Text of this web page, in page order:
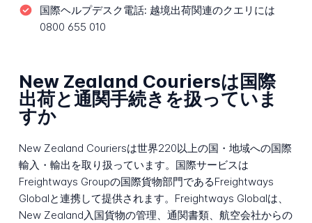
国際ヘルプデスク電話: 越境出荷関連のクエリには
0800 655 010
New Zealand Couriersは国際
出荷と通関手続きを扱っていま
すか
New Zealand Couriersは世界220以上の国・地域への国際
輸入・輸出を取り扱っています。国際サービスは
Freightways Groupの国際貨物部門であるFreightways
Globalと連携して提供されます。Freightways Globalは、
New Zealand入国貨物の管理、通関書類、航空会社からの